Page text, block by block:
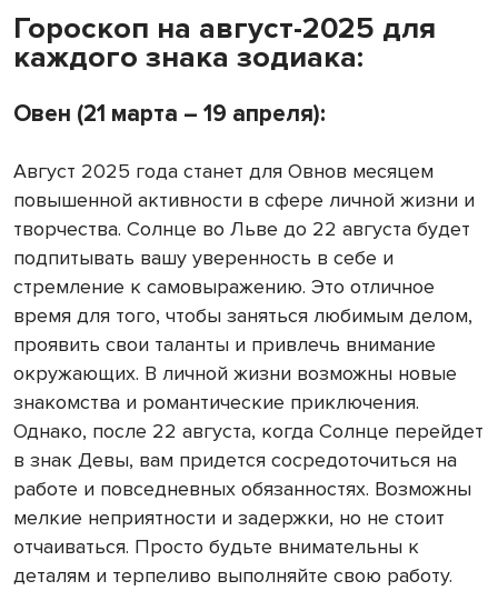
Гороскоп на август-2025 для
каждого знака зодиака:
Овен (21 марта – 19 апреля):
Август 2025 года станет для Овнов месяцем
повышенной активности в сфере личной жизни и
творчества. Солнце во Льве до 22 августа будет
подпитывать вашу уверенность в себе и
стремление к самовыражению. Это отличное
время для того, чтобы заняться любимым делом,
проявить свои таланты и привлечь внимание
окружающих. В личной жизни возможны новые
знакомства и романтические приключения.
Однако, после 22 августа, когда Солнце перейдет
в знак Девы, вам придется сосредоточиться на
работе и повседневных обязанностях. Возможны
мелкие неприятности и задержки, но не стоит
отчаиваться. Просто будьте внимательны к
деталям и терпеливо выполняйте свою работу.